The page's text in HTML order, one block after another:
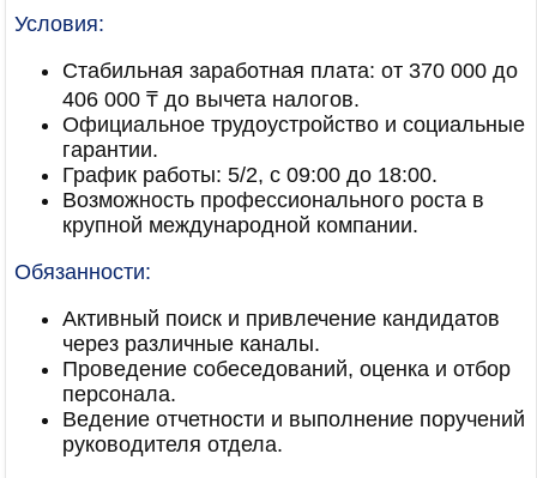
Условия:
Стабильная заработная плата: от 370 000 до
406 000 ₸ до вычета налогов.
Официальное трудоустройство и социальные
гарантии.
График работы: 5/2, с 09:00 до 18:00.
Возможность профессионального роста в
крупной международной компании.
Обязанности:
Активный поиск и привлечение кандидатов
через различные каналы.
Проведение собеседований, оценка и отбор
персонала.
Ведение отчетности и выполнение поручений
руководителя отдела.